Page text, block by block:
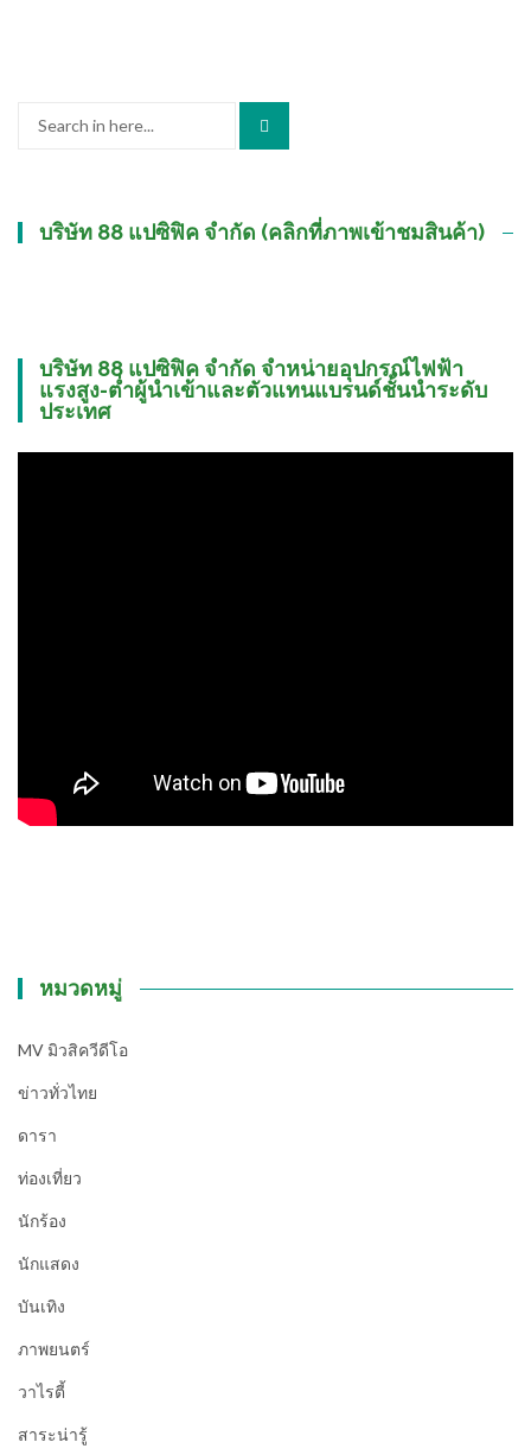
บริษัท 88 แปซิฟิค จำกัด (คลิกที่ภาพเข้าชมสินค้า)
บริษัท 88 แปซิฟิค จำกัด จำหน่ายอุปกรณ์ไฟฟ้า
แรงสูง-ต่ำผู้นำเข้าและตัวแทนแบรนด์ชั้นนำระดับ
ประเทศ
หมวดหมู่
MV มิวสิควีดีโอ
ข่าวทั่วไทย
ดารา
ท่องเที่ยว
นักร้อง
นักแสดง
บันเทิง
ภาพยนตร์
วาไรตี้
สาระน่ารู้